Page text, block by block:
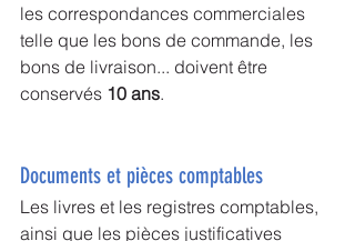
les correspondances commerciales
telle que les bons de commande, les
bons de livraison... doivent être
conservés 10 ans.
Documents et pièces comptables
Les livres et les registres comptables,
ainsi que les pièces justificatives